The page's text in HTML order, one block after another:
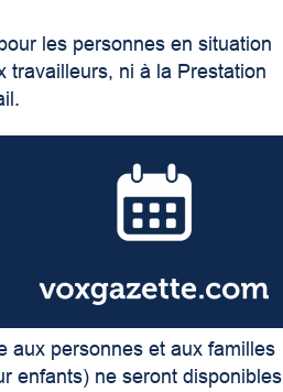
les personnes en situation
travailleurs, ni à la Prestation
aux personnes et aux familles
enfants) ne seront disponibles